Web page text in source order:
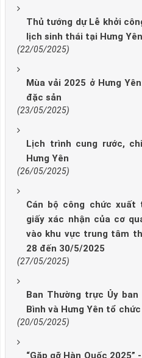
Thủ tướng dự Lễ khởi
lịch sinh thái tại Hưng Yên
(22/05/2025)
Mùa vải 2025 ở Hưng
đặc sản
(23/05/2025)
Lịch trình cung rước,
Hưng Yên
(26/05/2025)
Cán bộ công chức xuất
giấy xác nhận của cơ
vào khu vực trung tâm
28 đến 30/5/2025
(27/05/2025)
Ban Thường trực Ủy
Bình và Hưng Yên tổ
(20/05/2025)